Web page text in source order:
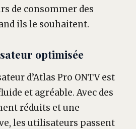
de consommer des
ils le souhaitent.
optimisée
d’Atlas Pro ONTV est
et agréable. Avec des
réduits et une
les utilisateurs passent